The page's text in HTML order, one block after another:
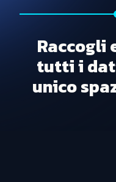
Raccogli
tutti i
unico